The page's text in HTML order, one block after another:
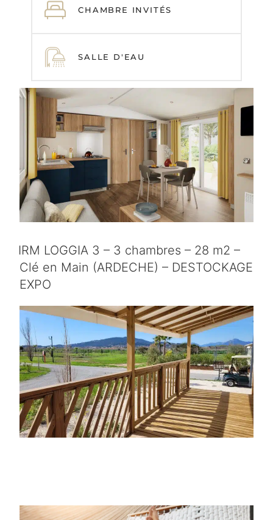
CHAMBRE INVITÉS
SALLE D'EAU
IRM LOGGIA 3 – 3 chambres – 28 m2 –
Clé en Main (ARDECHE) – DESTOCKAGE
EXPO